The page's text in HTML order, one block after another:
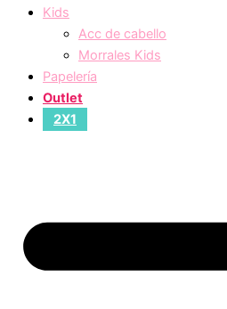
Kids
Acc de cabello
Morrales Kids
Papelería
Outlet
2X1